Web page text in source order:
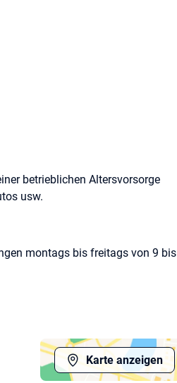
betrieblichen Altersvorsorge
usw.
montags bis freitags von 9 bis
Karte anzeigen